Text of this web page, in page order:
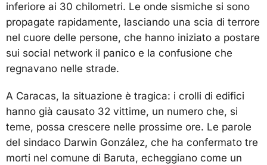
inferiore ai 30 chilometri. Le onde sismiche si sono
propagate rapidamente, lasciando una scia di terrore
nel cuore delle persone, che hanno iniziato a postare
sui social network il panico e la confusione che
regnavano nelle strade.
A Caracas, la situazione è tragica: i crolli di edifici
hanno già causato 32 vittime, un numero che, si
teme, possa crescere nelle prossime ore. Le parole
del sindaco Darwin González, che ha confermato tre
morti nel comune di Baruta, echeggiano come un